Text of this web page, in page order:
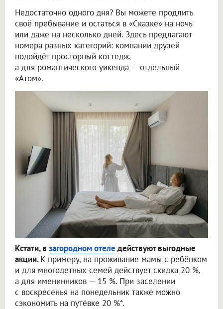
Недостаточно одного дня? Вы можете продлить
своё пребывание и остаться в «Сказке» на ночь
или даже на несколько дней. Здесь предлагают
номера разных категорий: компании друзей
подойдёт просторный коттедж,
а для романтического уикенда — отдельный
«Атом».
Кстати, в загородном отеле действуют выгодные
акции.К примеру, на проживание мамы с ребёнком
и для многодетных семей действует скидка 20 %,
а для именинников — 15 %. При заселении
с воскресенья на понедельник также можно
сэкономить на путёвке 20 %*.